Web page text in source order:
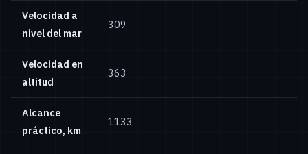
Velocidad a
nivel del mar
309
Velocidad en
altitud
363
Alcance
práctico, km
1133